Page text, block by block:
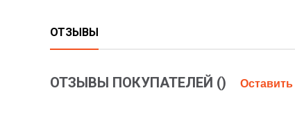
ОТЗЫВЫ
ОТЗЫВЫ ПОКУПАТЕЛЕЙ ()